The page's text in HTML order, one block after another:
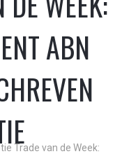
ABN
Trade van de Week: